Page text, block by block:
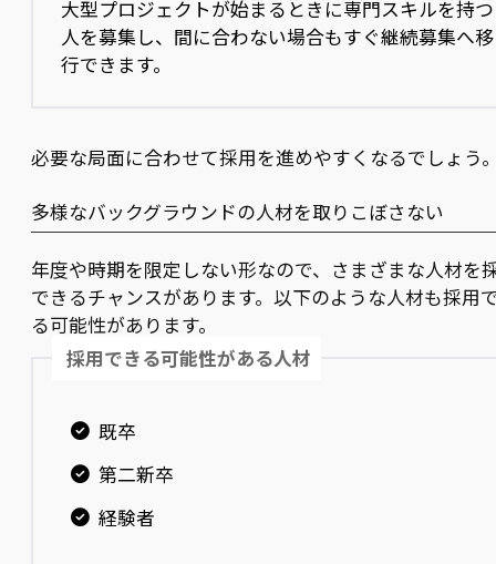
大型プロジェクトが始まるときに専門スキルを持つ
人を募集し、間に合わない場合もすぐ継続募集へ移
行できます。
必要な局面に合わせて採用を進めやすくなるでしょう
多様なバックグラウンドの人材を取りこぼさない
年度や時期を限定しない形なので、さまざまな人材を
できるチャンスがあります。以下のような人材も採用
る可能性があります。
採用できる可能性がある人材
既卒
第二新卒
経験者